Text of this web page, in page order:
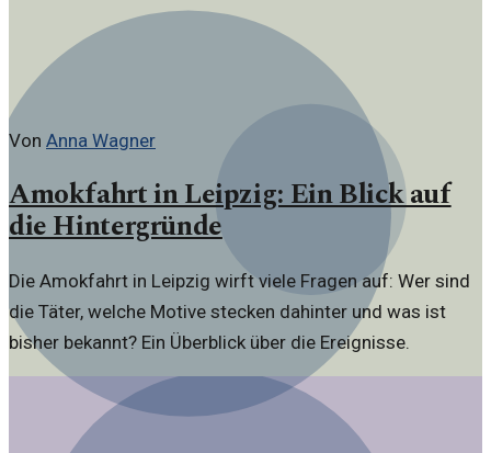
Von Anna Wagner
Amokfahrt in Leipzig: Ein Blick auf
die Hintergründe
Die Amokfahrt in Leipzig wirft viele Fragen auf: Wer sind
die Täter, welche Motive stecken dahinter und was ist
bisher bekannt? Ein Überblick über die Ereignisse.